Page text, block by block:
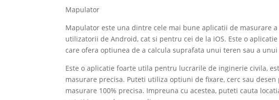
Mapulator
Mapulator este una dintre cele mai bune aplicatii de masurare
utilizatorii de Android, cat si pentru cei de la iOS. Este o
care ofera optiunea de a calcula suprafata unui teren sau a unui
Este o aplicatie foarte utila pentru lucrarile de inginerie civila,
masurare precisa. Puteti utiliza optiuni de fixare, cerc sau
masurare 100% precisa. Impreuna cu acestea, puteti cauta